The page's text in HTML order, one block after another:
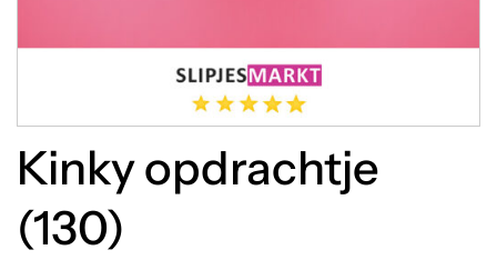
Kinky opdrachtje
(130)